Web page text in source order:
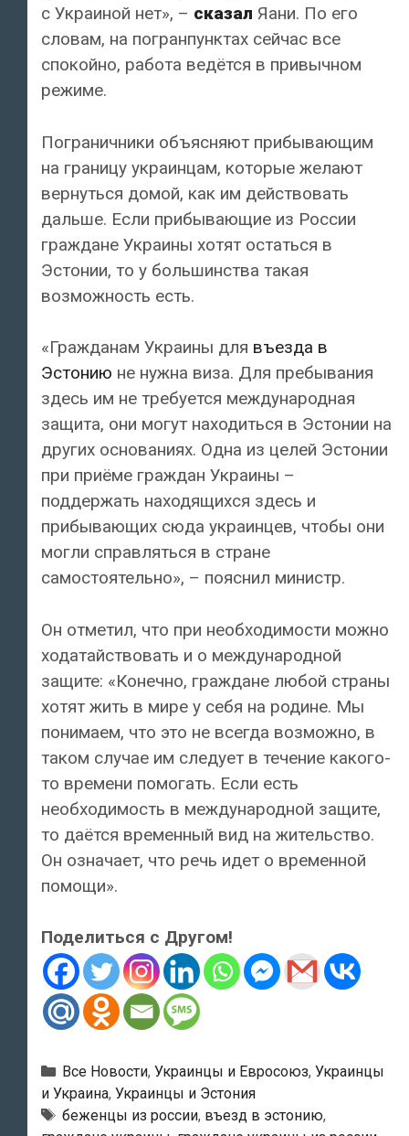
с Украиной нет», – сказал Яани. По его
словам, на погранпунктах сейчас все
спокойно, работа ведётся в привычном
режиме.
Пограничники объясняют прибывающим
на границу украинцам, которые желают
вернуться домой, как им действовать
дальше. Если прибывающие из России
граждане Украины хотят остаться в
Эстонии, то у большинства такая
возможность есть.
«Гражданам Украины для въезда в
Эстонию не нужна виза. Для пребывания
здесь им не требуется международная
защита, они могут находиться в Эстонии на
других основаниях. Одна из целей Эстонии
при приёме граждан Украины –
поддержать находящихся здесь и
прибывающих сюда украинцев, чтобы они
могли справляться в стране
самостоятельно», – пояснил министр.
Он отметил, что при необходимости можно
ходатайствовать и о международной
защите: «Конечно, граждане любой страны
хотят жить в мире у себя на родине. Мы
понимаем, что это не всегда возможно, в
таком случае им следует в течение какого-
то времени помогать. Если есть
необходимость в международной защите,
то даётся временный вид на жительство.
Он означает, что речь идет о временной
помощи».
Поделиться с Другом!
Рубрики
Все Новости, Украинцы и Евросоюз, Украинцы
и Украина, Украинцы и Эстония
Метки
беженцы из россии, въезд в эстонию,